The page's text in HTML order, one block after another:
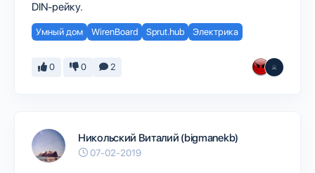
DIN-рейку.
Умный дом WirenBoard Sprut.hub Электрика
0 0 2
Никольский Виталий (bigmanekb)
07-02-2019